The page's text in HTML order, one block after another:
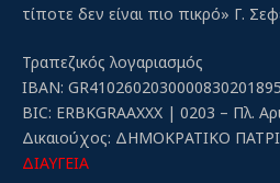
τίποτε δεν είναι πιο πικρό» Γ.
Τραπεζικός λογαριασμός
IBAN:
BIC: ERBKGRAAXXX | 0203 – Πλ.
Δικαιούχος: ΔΗΜΟΚΡΑΤΙΚΟ
ΔΙΑΥΓΕΙΑ